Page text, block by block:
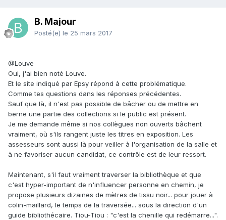
B. Majour
Posté(e) le 25 mars 2017
@Louve
Oui, j'ai bien noté Louve.
Et le site indiqué par Epsy répond à cette problématique.
Comme tes questions dans les réponses précédentes.
Sauf que là, il n'est pas possible de bâcher ou de mettre en
berne une partie des collections si le public est présent.
Je me demande même si nos collègues non ouverts bâchent
vraiment, où s'ils rangent juste les titres en exposition. Les
assesseurs sont aussi là pour veiller à l'organisation de la salle et
à ne favoriser aucun candidat, ce contrôle est de leur ressort.
Maintenant, s'il faut vraiment traverser la bibliothèque et que
c'est hyper-important de n'influencer personne en chemin, je
propose plusieurs dizaines de mètres de tissu noir... pour jouer à
colin-maillard, le temps de la traversée... sous la direction d'un
guide bibliothécaire. Tiou-Tiou : "c'est la chenille qui redémarre...".